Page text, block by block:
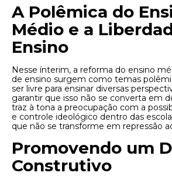
A Polêmica do
Médio e a
Ensino
Nesse ínterim, a reforma do ensino
de ensino surgem como temas
ser livre para ensinar diversas
garantir que isso não se converta em
traz à tona a preocupação com a
e controle ideológico dentro das
que não se transforme em repressão
Promovendo um
Construtivo